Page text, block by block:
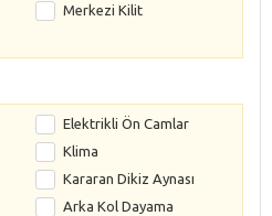
Merkezi Kilit
Elektrikli Ön Camlar
Klima
Kararan Dikiz Aynası
Arka Kol Dayama